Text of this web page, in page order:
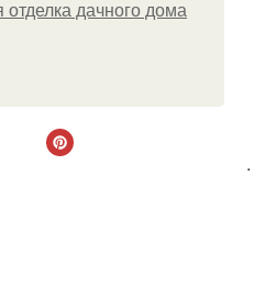
дачного дома
.